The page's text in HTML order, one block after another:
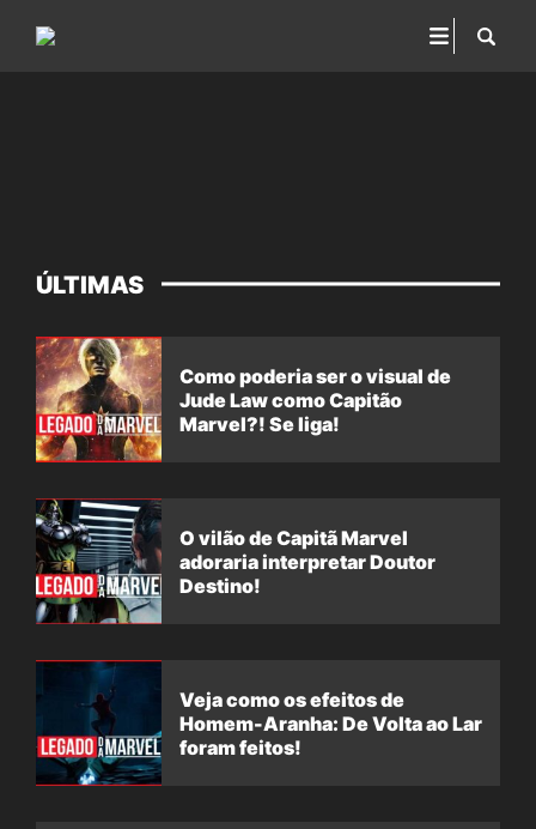
ÚLTIMAS
Como poderia ser o visual de
Jude Law como Capitão
Marvel?! Se liga!
O vilão de Capitã Marvel
adoraria interpretar Doutor
Destino!
Veja como os efeitos de
Homem-Aranha: De Volta ao Lar
foram feitos!